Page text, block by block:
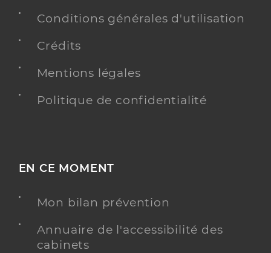
Conditions générales d'utilisation
Crédits
Mentions légales
Politique de confidentialité
EN CE MOMENT
Mon bilan prévention
Annuaire de l'accessibilité des
cabinets